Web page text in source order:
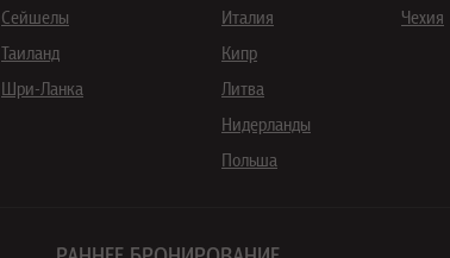
Сейшелы
Таиланд
Шри-Ланка
Италия
Кипр
Литва
Нидерланды
Польша
Чехия